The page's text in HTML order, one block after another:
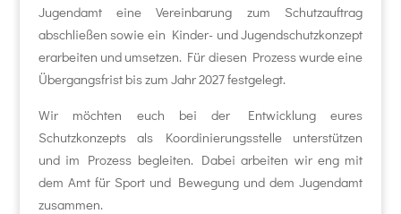
Jugendamt eine Vereinbarung zum Schutzauftrag
abschließen sowie ein Kinder- und Jugendschutzkonzept
erarbeiten und umsetzen. Für diesen Prozess wurde eine
Übergangsfrist bis zum Jahr 2027 festgelegt.
Wir möchten euch bei der Entwicklung eures
Schutzkonzepts als Koordinierungsstelle unterstützen
und im Prozess begleiten. Dabei arbeiten wir eng mit
dem Amt für Sport und Bewegung und dem Jugendamt
zusammen.